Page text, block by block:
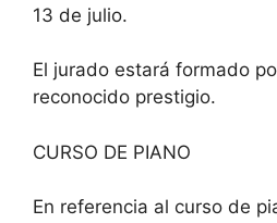
13 de julio.
El jurado estará formado
reconocido prestigio.
CURSO DE PIANO
En referencia al curso de